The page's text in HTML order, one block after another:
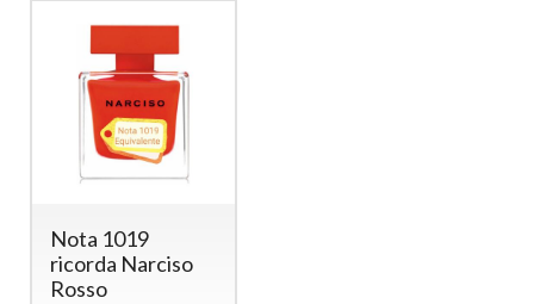
Nota 1019
ricorda Narciso
Rosso